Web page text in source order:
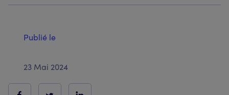
Publié le
23 Mai 2024